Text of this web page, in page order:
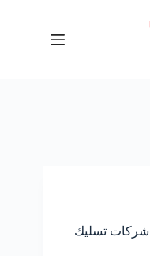
99009522 افضل شركات تسليك